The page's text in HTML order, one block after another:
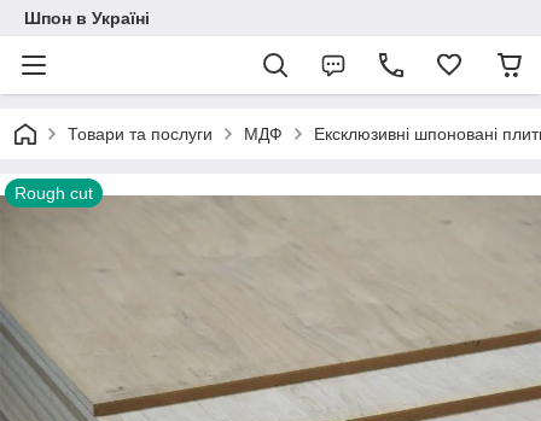
Шпон в Україні
Товари та послуги МДФ Ексклюзивні шпоновані
Rough cut